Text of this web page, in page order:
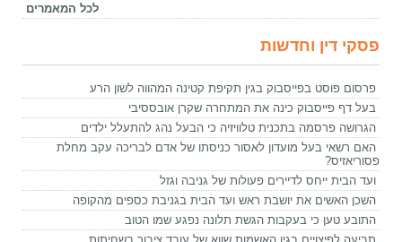
לכל המאמרים
פסקי דין וחדשות
פרסום פוסט בפייסבוק בגין תקיפת קטינה המהווה לשון הרע
בעל דף פייסבוק כינה את המתחרה שקרן אובססיבי
הגרושה פרסמה בתכנית טלוויזיה כי הבעל נהג להתעלל ילדים
האם רשאי בעל מועדון לאסור כניסתו של אדם לבריכה עקב מחלת
פסוריאזיס?
ועד הבית ייחס לדיירים פעולות של גניבה וגזל
השכן האשים את יושבת ראש ועד הבית בגניבת כספים מהקופה
התובע טען כי בעקבות הגשת תלונה נפגע שמו הטוב